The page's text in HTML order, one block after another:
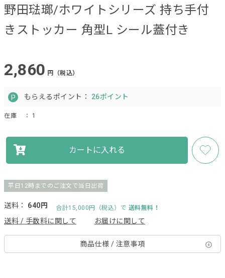
野田琺瑯/ホワイトシリーズ 持ち手付
きストッカー 角型L シール蓋付き
2,860 円（税込）
もらえるポイント： 26ポイント
在庫 ： 1
カートに入れる
平日12時までのご注文で当日出荷
送料： 640円 合計15,000円（税込）で 送料無料！
送料 / 手数料に関して お届けに関して
商品仕様 / 注意事項